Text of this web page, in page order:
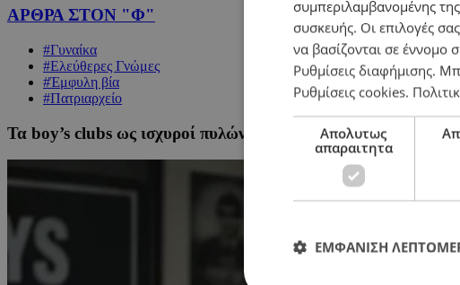
ΑΡΘΡΑ ΣΤΟΝ "Φ"
#Γυναίκα
#Ελεύθερες Γνώμες
#Έμφυλη βία
#Πατριαρχείο
Τα boy’s clubs ως ισχυροί πυλώνες κακοποίησης
συμπεριλαμβανομένης
συσκευής. Οι επιλογές
να βασίζονται σε έννομο
Ρυθμίσεις διαφήμισης.
Ρυθμίσεις cookies.
Απολυτως
απαραιτητα
ΕΜΦΑΝΙΣΗ